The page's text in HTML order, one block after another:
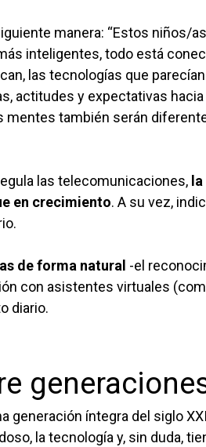
manera: “Estos niños/
inteligentes, todo está
las tecnologías que
actitudes y expectativas
también serán
las telecomunicaciones,
en crecimiento. A su vez,
de forma natural -el
con asistentes virtuales
diario.
generación íntegra del siglo
la tecnología y, sin duda,